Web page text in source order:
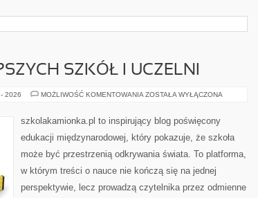
SZKÓŁ I UCZELNI
2026 MOŻLIWOŚĆ KOMENTOWANIA RANKING
UCZELNI
ZOSTAŁA WYŁĄCZONA
szkolakamionka.pl to inspirujący blog poświęcony
edukacji międzynarodowej, który pokazuje, że szkoła
może być przestrzenią odkrywania świata. To platforma,
w którym treści o nauce nie kończą się na jednej
perspektywie, lecz prowadzą czytelnika przez odmienne